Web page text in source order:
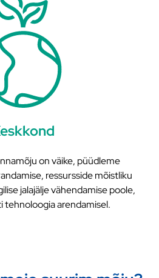
on väike, püüdleme
ressursside mõistliku
jalajälje vähendamise poole,
tehnoloogia arendamisel.